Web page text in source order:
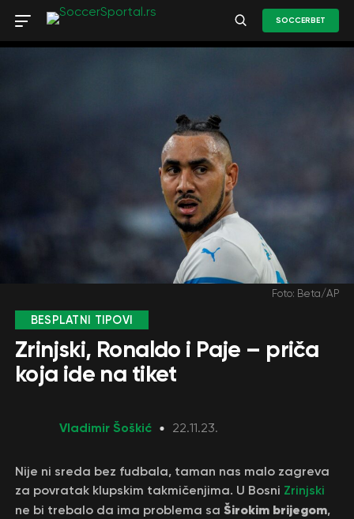
SOCCERBET
Foto: Beta/AP
BESPLATNI TIPOVI
Zrinjski, Ronaldo i Paje – priča
koja ide na tiket
Vladimir Šoškić 22.11.23.
Nije ni sreda bez fudbala, taman nas malo zagreva
za povratak klupskim takmičenjima. U Bosni Zrinjski
ne bi trebalo da ima problema sa Širokim brijegom,